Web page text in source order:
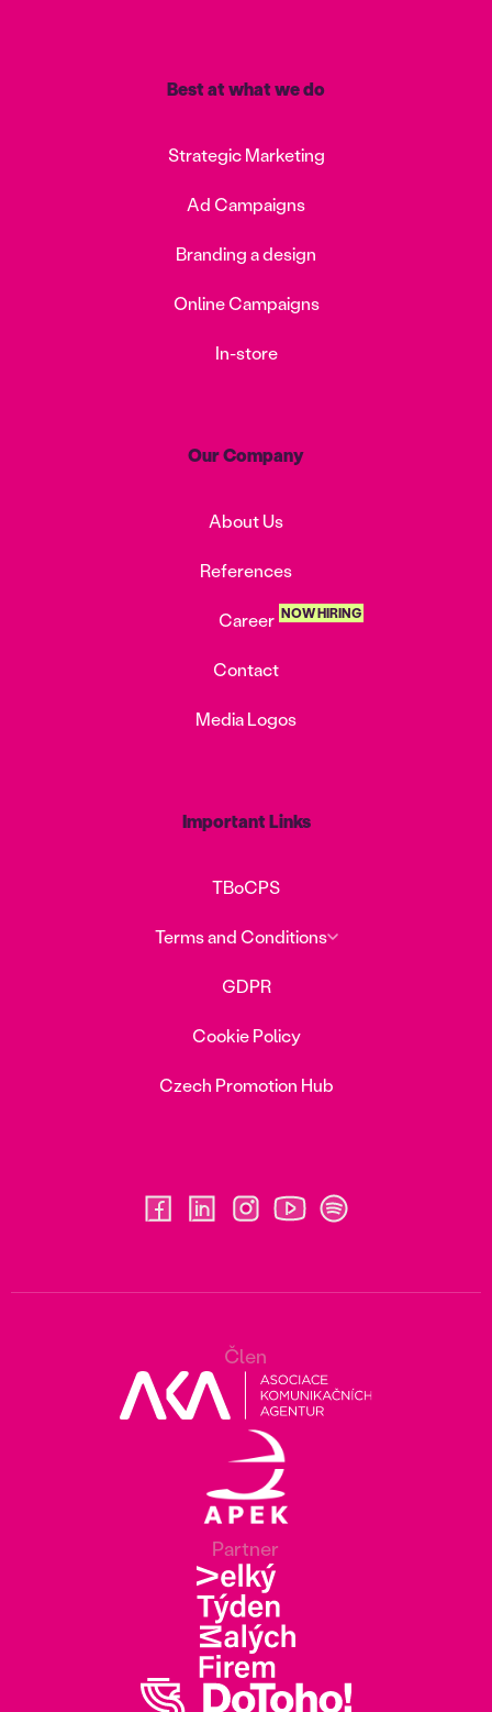
Best at what we do
Strategic Marketing
Ad Campaigns
Branding a design
Online Campaigns
In-store
Our Company
About Us
References
Career NOW HIRING
Contact
Media Logos
Important Links
TBoCPS
Terms and Conditions
GDPR
Cookie Policy
Czech Promotion Hub
Člen
Partner